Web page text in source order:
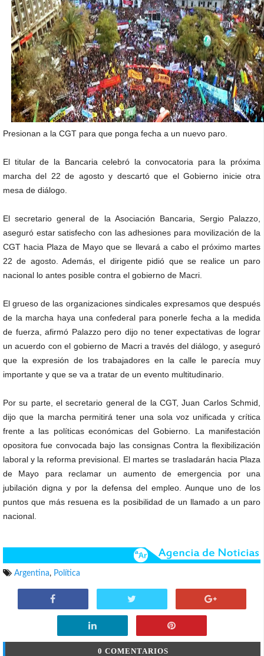
Presionan a la CGT para que ponga fecha a un nuevo paro.
El titular de la Bancaria celebró la convocatoria para la próxima
marcha del 22 de agosto y descartó que el Gobierno inicie otra
mesa de diálogo.
El secretario general de la Asociación Bancaria, Sergio Palazzo,
aseguró estar satisfecho con las adhesiones para movilización de la
CGT hacia Plaza de Mayo que se llevará a cabo el próximo martes
22 de agosto. Además, el dirigente pidió que se realice un paro
nacional lo antes posible contra el gobierno de Macri.
El grueso de las organizaciones sindicales expresamos que después
de la marcha haya una confederal para ponerle fecha a la medida
de fuerza, afirmó Palazzo pero dijo no tener expectativas de lograr
un acuerdo con el gobierno de Macri a través del diálogo, y aseguró
que la expresión de los trabajadores en la calle le parecía muy
importante y que se va a tratar de un evento multitudinario.
Por su parte, el secretario general de la CGT, Juan Carlos Schmid,
dijo que la marcha permitirá tener una sola voz unificada y crítica
frente a las políticas económicas del Gobierno. La manifestación
opositora fue convocada bajo las consignas Contra la flexibilización
laboral y la reforma previsional. El martes se trasladarán hacia Plaza
de Mayo para reclamar un aumento de emergencia por una
jubilación digna y por la defensa del empleo. Aunque uno de los
puntos que más resuena es la posibilidad de un llamado a un paro
nacional.
Argentina, Política
0 COMENTARIOS